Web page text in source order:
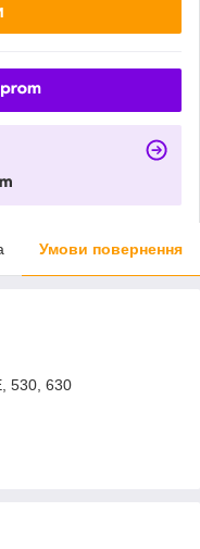
Умови повернення
530, 630